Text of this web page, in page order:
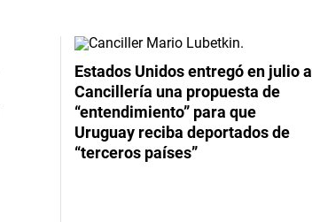
Estados Unidos entregó en julio a
Cancillería una propuesta de
“entendimiento” para que
Uruguay reciba deportados de
“terceros países”